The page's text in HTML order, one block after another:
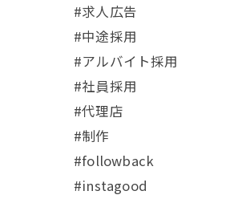
#求人広告
#中途採用
#アルバイト採用
#社員採用
#代理店
#制作
#followback
#instagood